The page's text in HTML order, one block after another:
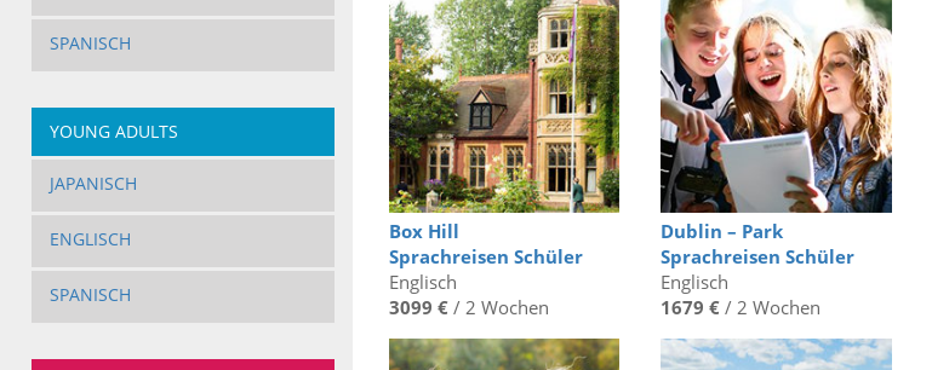
SPANISCH
YOUNG ADULTS
JAPANISCH
ENGLISCH
SPANISCH
Box Hill
Sprachreisen Schüler
Englisch
3099 €/ 2 Wochen
Dublin – Park
Sprachreisen Schüler
Englisch
1679 € / 2 Wochen